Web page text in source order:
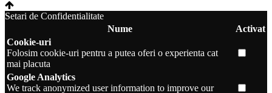
Setari de Confidentialitate
Nume
Activat
Cookie-uri
Folosim cookie-uri pentru a putea oferi o experienta cat
mai placuta
Google Analytics
We track anonymized user information to improve our